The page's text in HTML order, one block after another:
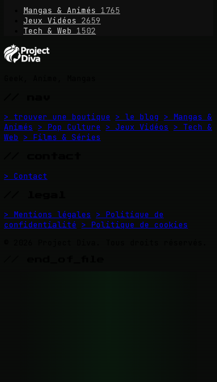
Mangas & Animés
1765
Jeux Vidéos
2659
Tech & Web 1502
> trouver une boutique > le blog > Mangas &
Animés
> Pop Culture > Jeux Vidéos
> Tech &
Web > Films & Séries
> Contact
> Mentions légales
> Politique de
confidentialité > Politique de cookies